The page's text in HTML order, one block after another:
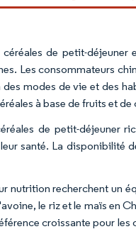
de petit-
Les consommateurs
modes de vie et des
à base de fruits et
de petit-déjeuner
santé. La disponibilité
nutrition recherchent un
le riz et le maïs en
croissante pour